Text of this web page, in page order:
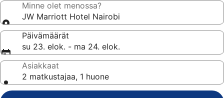
Minne olet menossa?
JW Marriott Hotel Nairobi
Päivämäärät
su 23. elok. - ma 24. elok.
Asiakkaat
2 matkustajaa, 1 huone